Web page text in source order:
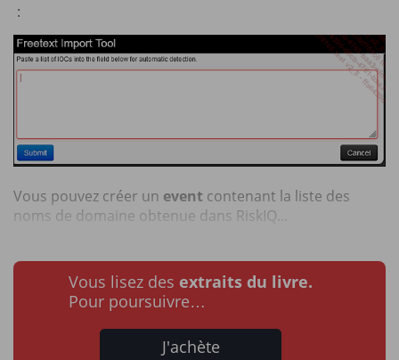
:
Vous pouvez créer un event contenant la liste des
noms de domaine obtenue dans RiskIQ...
Vous lisez des extraits du livre.
Pour poursuivre…
J'achète